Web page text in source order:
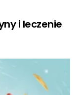
i leczenie